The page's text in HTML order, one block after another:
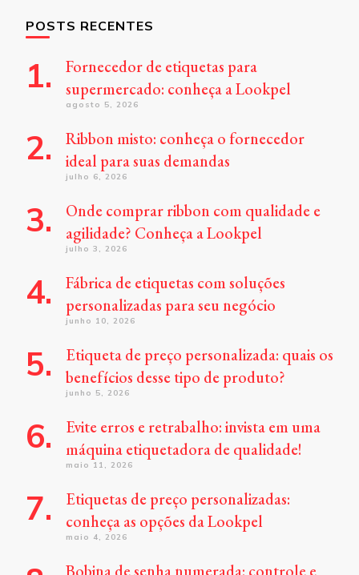
POSTS RECENTES
Fornecedor de etiquetas para
supermercado: conheça a Lookpel
agosto 5, 2026
Ribbon misto: conheça o fornecedor
ideal para suas demandas
julho 6, 2026
Onde comprar ribbon com qualidade e
agilidade? Conheça a Lookpel
julho 3, 2026
Fábrica de etiquetas com soluções
personalizadas para seu negócio
junho 10, 2026
Etiqueta de preço personalizada: quais os
benefícios desse tipo de produto?
junho 5, 2026
Evite erros e retrabalho: invista em uma
máquina etiquetadora de qualidade!
maio 11, 2026
Etiquetas de preço personalizadas:
conheça as opções da Lookpel
maio 4, 2026